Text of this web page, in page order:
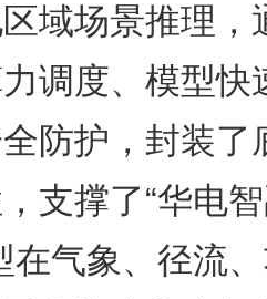
域场景推理，
调度、模型快
防护，封装了
支撑了“华电
在气象、径流